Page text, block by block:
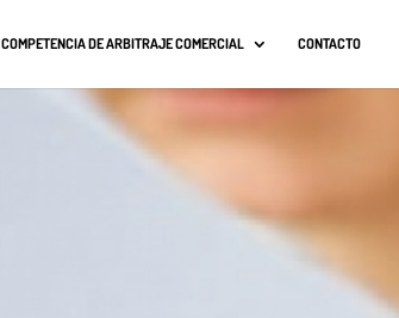
COMPETENCIA DE ARBITRAJE COMERCIAL CONTACTO